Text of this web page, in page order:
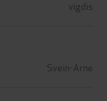
vigdis
Svein-Arne